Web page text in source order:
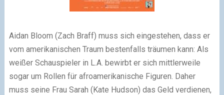
Aidan Bloom (Zach Braff) muss sich eingestehen, dass er
vom amerikanischen Traum bestenfalls träumen kann: Als
weißer Schauspieler in L.A. bewirbt er sich mittlerweile
sogar um Rollen für afroamerikanische Figuren. Daher
muss seine Frau Sarah (Kate Hudson) das Geld verdienen,